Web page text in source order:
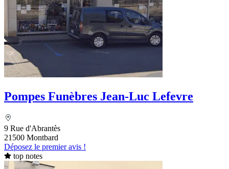
Pompes Funèbres Jean-Luc Lefevre
9 Rue d'Abrantès
21500 Montbard
Déposez le premier avis !
top notes